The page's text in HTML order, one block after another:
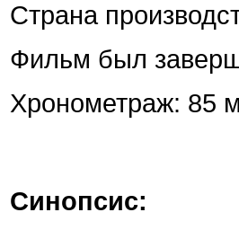
Страна
Фильм был
Хронометраж: 85
Синопсис: